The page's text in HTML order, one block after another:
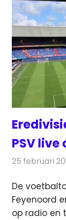
PSV
25 februari
De
Feyenoord
op radio en